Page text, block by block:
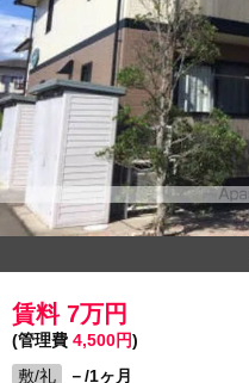
賃料 7万円
(管理費 4,500円)
敷/礼
－/1ヶ月